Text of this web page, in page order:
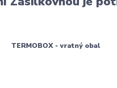
TERMOBOX - vratný obal